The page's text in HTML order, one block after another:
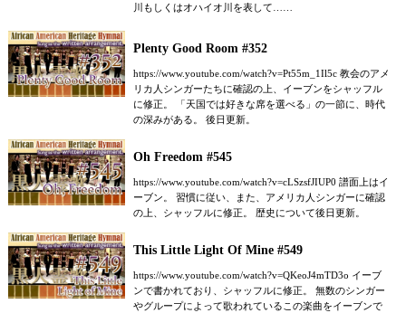
川もしくはオハイオ川を表して……
Plenty Good Room #352
https://www.youtube.com/watch?v=Pt55m_1Il5c 教会のアメ
リカ人シンガーたちに確認の上、イーブンをシャッフル
に修正。 「天国では好きな席を選べる」の一節に、時代
の深みがある。 後日更新。
Oh Freedom #545
https://www.youtube.com/watch?v=cLSzsfJIUP0 譜面上はイ
ーブン。 習慣に従い、また、アメリカ人シンガーに確認
の上、シャッフルに修正。 歴史について後日更新。
This Little Light Of Mine #549
https://www.youtube.com/watch?v=QKeoJ4mTD3o イーブ
ンで書かれており、シャッフルに修正。 無数のシンガー
やグループによって歌われているこの楽曲をイーブンで